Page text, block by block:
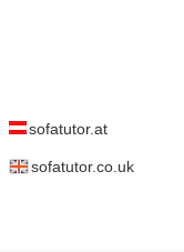
sofatutor.at
sofatutor.co.uk